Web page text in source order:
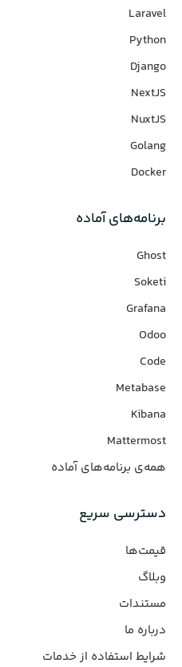
Laravel
Python
Django
NextJS
NuxtJS
Golang
Docker
برنامه‌های‌ آماده
Ghost
Soketi
Grafana
Odoo
Code
Metabase
Kibana
Mattermost
همه‌ی برنامه‌های آماده
دسترسی سریع
قیمت‌ها
وبلاگ
مستندات
درباره ما
شرایط استفاده از خدمات